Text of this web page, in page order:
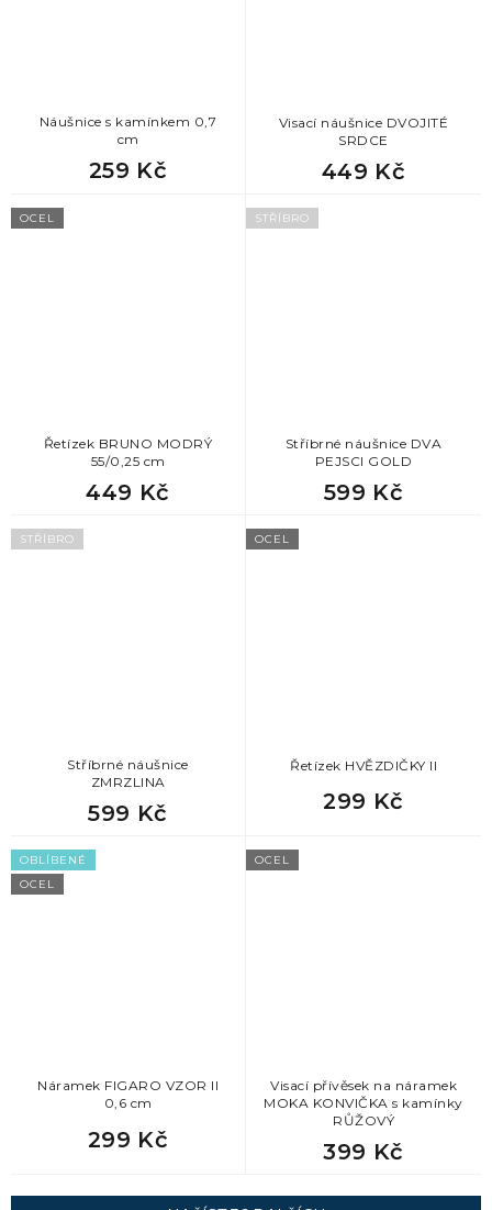
dárek k svátku pro muže
Náušnice s kamínkem 0,7
cm
259 Kč
Visací náušnice DVOJITÉ
SRDCE
449 Kč
OCEL
Řetízek BRUNO MODRÝ
55/0,25 cm
449 Kč
STŘÍBRO
Stříbrné náušnice DVA
PEJSCI GOLD
599 Kč
STŘÍBRO
Stříbrné náušnice
ZMRZLINA
599 Kč
OCEL
Řetízek HVĚZDIČKY II
299 Kč
OBLÍBENÉ
OCEL
Náramek FIGARO VZOR II
0,6 cm
299 Kč
OCEL
Visací přívěsek na náramek
MOKA KONVIČKA s kamínky
RŮŽOVÝ
399 Kč